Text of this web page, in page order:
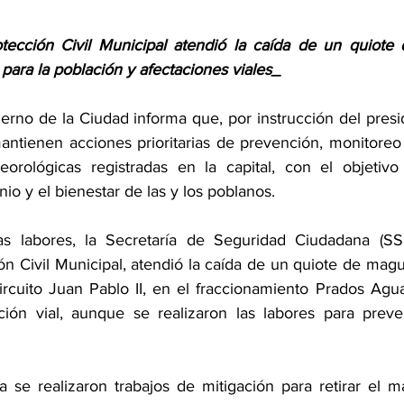
Civil Municipal atendió la caída de un quiote
la población y afectaciones viales_
de la Ciudad informa que, por instrucción del
acciones prioritarias de prevención,
registradas en la capital, con el
y el bienestar de las y los poblanos.
labores, la Secretaría de Seguridad Ciudadana
Civil Municipal, atendió la caída de un quiote de
Juan Pablo II, en el fraccionamiento Prados
vial, aunque se realizaron las labores para
se realizaron trabajos de mitigación para retirar el